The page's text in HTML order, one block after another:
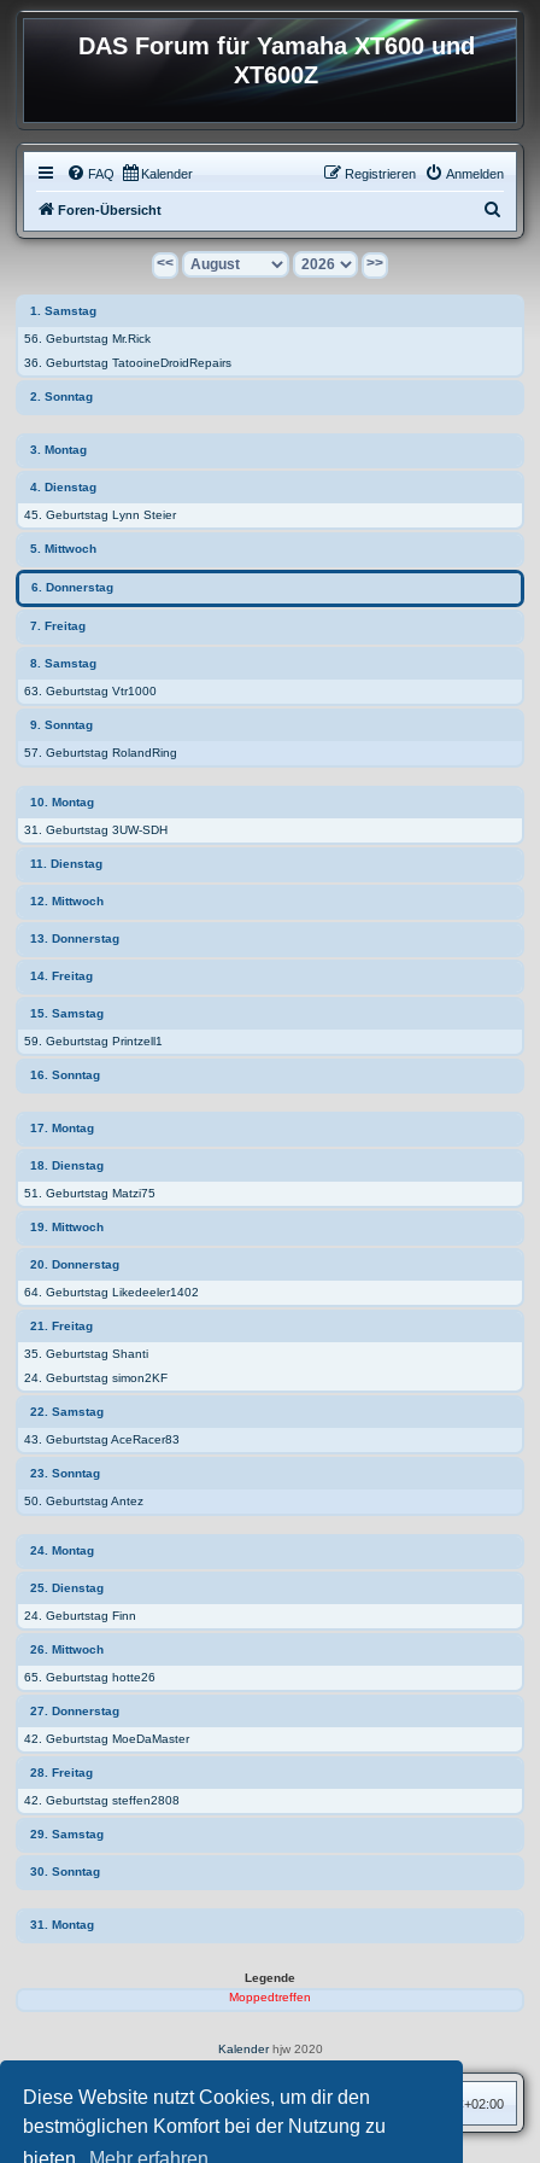
Diese Website nutzt Cookies, um dir den
bestmöglichen Komfort bei der Nutzung zu
DAS Forum für Yamaha XT600 und
XT600Z
FAQ Kalender Anmelden
Registrieren
Foren-Übersicht
u
h
<< >>
1. Samstag
56. Geburtstag Mr.Rick
36. Geburtstag TatooineDroidRepairs
2. Sonntag
3. Montag
4. Dienstag
45. Geburtstag Lynn Steier
5. Mittwoch
6. Donnerstag
7. Freitag
8. Samstag
63. Geburtstag Vtr1000
9. Sonntag
57. Geburtstag RolandRing
10. Montag
31. Geburtstag 3UW-SDH
11. Dienstag
12. Mittwoch
13. Donnerstag
14. Freitag
15. Samstag
59. Geburtstag Printzell1
16. Sonntag
17. Montag
18. Dienstag
51. Geburtstag Matzi75
19. Mittwoch
20. Donnerstag
64. Geburtstag Likedeeler1402
21. Freitag
35. Geburtstag Shanti
24. Geburtstag simon2KF
22. Samstag
43. Geburtstag AceRacer83
23. Sonntag
50. Geburtstag Antez
24. Montag
25. Dienstag
24. Geburtstag Finn
26. Mittwoch
65. Geburtstag hotte26
27. Donnerstag
42. Geburtstag MoeDaMaster
28. Freitag
42. Geburtstag steffen2808
29. Samstag
30. Sonntag
31. Montag
Legende
Moppedtreffen
Kalenderhjw 2020
Foren-Übersicht Alle Zeiten sind UTC+02:00